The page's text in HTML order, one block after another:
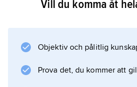
hög konstnärlig kvalitet,
drejat, rött lergods med
Vill du komma åt
Objektiv och pålitlig
Prova det, du kommer att